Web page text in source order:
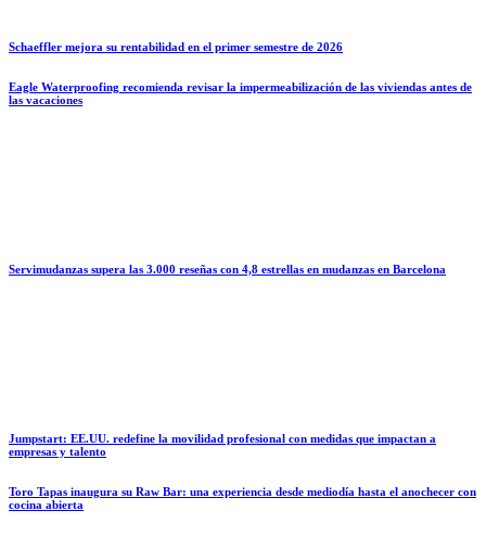
Schaeffler mejora su rentabilidad en el primer semestre de 2026
Eagle Waterproofing recomienda revisar la impermeabilización de las viviendas antes de
las vacaciones
Servimudanzas supera las 3.000 reseñas con 4,8 estrellas en mudanzas en Barcelona
Jumpstart: EE.UU. redefine la movilidad profesional con medidas que impactan a
empresas y talento
Toro Tapas inaugura su Raw Bar: una experiencia desde mediodía hasta el anochecer con
cocina abierta